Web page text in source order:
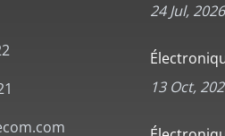
24 Jul, 2026
13 Oct,